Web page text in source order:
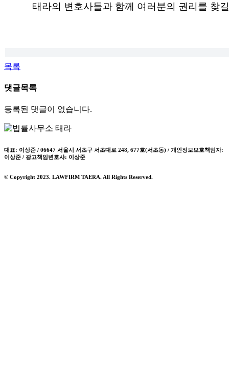
태라의 변호사들과 함께 여러분의 권리를 찾
목록
댓글목록
등록된 댓글이 없습니다.
대표: 이상준 / 06647 서울시 서초구 서초대로 248, 677호(서초동) / 개인정보보호책임자:
이상준 / 광고책임변호사: 이상준
© Copyright 2023. LAWFIRM TAERA. All Rights Reserved.